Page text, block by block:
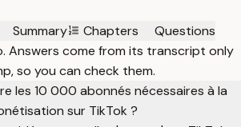
Summary Chapters
Questions
Answers come from its transcript only
so you can check them.
les 10 000 abonnés nécessaires à la
sur TikTok ?